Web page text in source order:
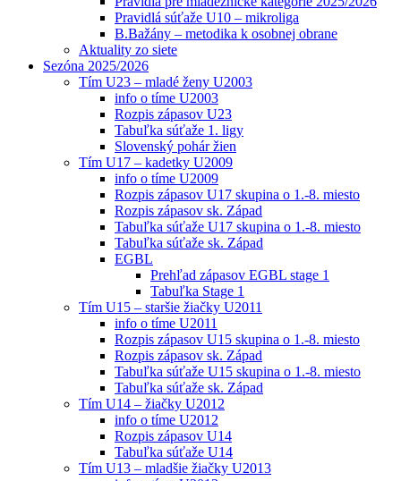
Pravidlá súťaže U10 – mikroliga
B.Bažány – metodika k osobnej obrane
Aktuality zo siete
Sezóna 2025/2026
Tím U23 – mladé ženy U2003
info o tíme U2003
Rozpis zápasov U23
Tabuľka súťaže 1. ligy
Slovenský pohár žien
Tím U17 – kadetky U2009
info o tíme U2009
Rozpis zápasov U17 skupina o 1.-8. miesto
Rozpis zápasov sk. Západ
Tabuľka súťaže U17 skupina o 1.-8. miesto
Tabuľka súťaže sk. Západ
EGBL
Prehľad zápasov EGBL stage 1
Tabuľka Stage 1
Tím U15 – staršie žiačky U2011
info o tíme U2011
Rozpis zápasov U15 skupina o 1.-8. miesto
Rozpis zápasov sk. Západ
Tabuľka súťaže U15 skupina o 1.-8. miesto
Tabuľka súťaže sk. Západ
Tím U14 – žiačky U2012
info o tíme U2012
Rozpis zápasov U14
Tabuľka súťaže U14
Tím U13 – mladšie žiačky U2013